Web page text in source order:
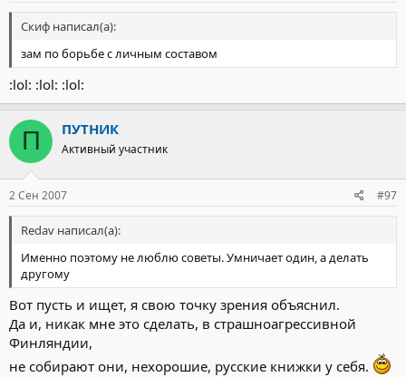
Скиф написал(а):
зам по борьбе с личным составом
:lol: :lol: :lol:
П ПУТНИК
Активный участник
2 Сен 2007 #97
Redav написал(а):
Именно поэтому не люблю советы. Умничает один, а делать
другому
Вот пусть и ищет, я свою точку зрения объяснил.
Да и, никак мне это сделать, в страшноагрессивной
Финляндии,
не собирают они, нехорошие, русские книжки у себя.